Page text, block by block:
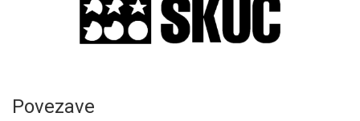
Povezave